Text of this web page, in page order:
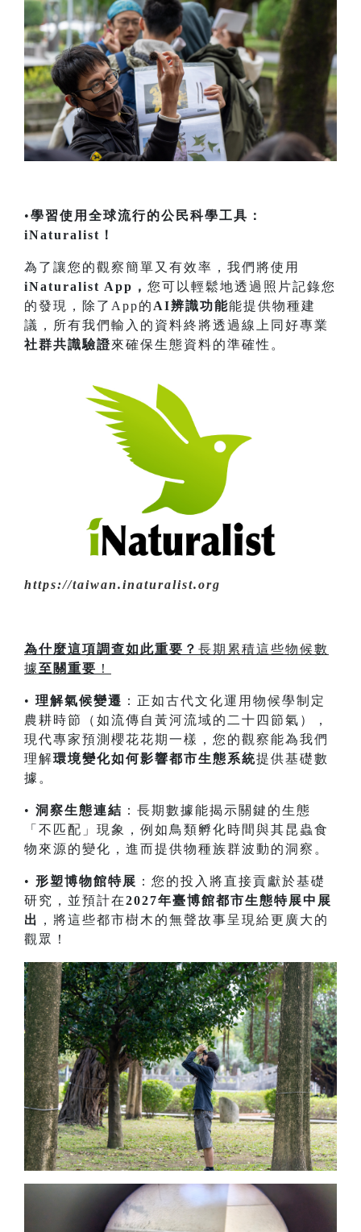
•學習使用全球流行的公民科學工具：
iNaturalist！
為了讓您的觀察簡單又有效率，我們將使用
iNaturalist App， 您可以輕鬆地透過照片記錄您
的發現，除了App的 AI辨識功能能提供物種建
議，所有我們輸入的資料終將透過線上同好專業
社群共識驗證來確保生態資料的準確性。
https://taiwan.inaturalist.org
為什麼這項調查如此重要？ 長期累積這些物候數
據至關重要 ！
• 理解氣候變遷 ：正如古代文化運用物候學制定
農耕時節（如流傳自黃河流域的二十四節氣），
現代專家預測櫻花花期一樣，您的觀察能為我們
理解環境變化如何影響都市生態系統提供基礎數
據。
• 洞察生態連結 ：長期數據能揭示關鍵的生態
「不匹配」現象，例如鳥類孵化時間與其昆蟲食
物來源的變化，進而提供物種族群波動的洞察。
• 形塑博物館特展 ：您的投入將直接貢獻於基礎
研究，並預計在2027年臺博館都市生態特展中展
出 ，將這些都市樹木的無聲故事呈現給更廣大的
觀眾！